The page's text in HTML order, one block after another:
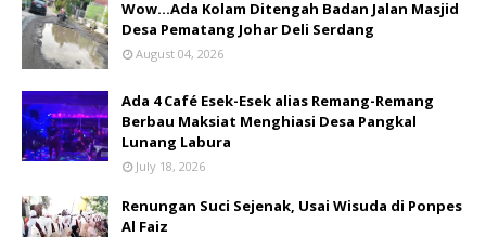
Wow...Ada Kolam Ditengah Badan Jalan Masjid
Desa Pematang Johar Deli Serdang
August 04, 2026
Ada 4 Café Esek-Esek alias Remang-Remang
Berbau Maksiat Menghiasi Desa Pangkal
Lunang Labura
July 18, 2026
Renungan Suci Sejenak, Usai Wisuda di Ponpes
Al Faiz